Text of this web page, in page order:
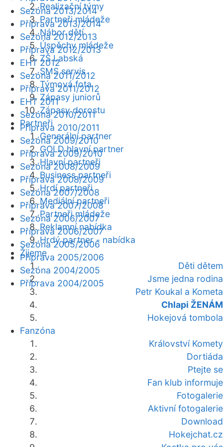
Realizační týmy
Partneři mládeže
Nábor dětí
Úspěchy mládeže
ZŠ Labská
SMS servis
Týmová fota
Zápasy juniorů
Zápasy dorostu
Partneři
Generální partner
GOLD hlavní partner
Hlavní partneři
Business partneři
Hrdí partneři
Mediální partneři
Partneři mládeže
Reklamní nabídka
Hrdý partner - nabídka
Žijeme
Děti dětem
Jsme jedna rodina
Petr Koukal a Kometa
Chlapi ŽENÁM
Hokejová tombola
Fanzóna
Království Komety
Dortiáda
Ptejte se
Fan klub informuje
Fotogalerie
Aktivní fotogalerie
Download
Hokejchat.cz
Sezóna 2013/2014
Příprava 2013/2014
Sezóna 2012/2013
Příprava 2012/2013
EHT 2012
Sezóna 2011/2012
Příprava 2011/2012
EHT 2011
Sezóna 2010/2011
Příprava 2010/2011
Sezóna 2009/2010
Příprava 2009/2010
Sezóna 2008/2009
Příprava 2008/2009
Sezóna 2007/2008
Příprava 2007/2008
Sezóna 2006/2007
Příprava 2006/2007
Sezóna 2005/2006
Příprava 2005/2006
Sezóna 2004/2005
Příprava 2004/2005